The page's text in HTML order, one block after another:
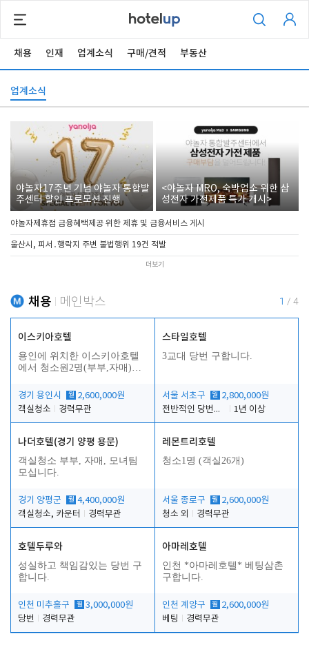
채용 인재 업계소식 구매/견적 부동산
업계소식
야놀자17주년 기념 야놀자 통합발
주센터 할인 프로모션 진행
<야놀자 MRO, 숙박업소 위한 삼
성전자 가전제품 특가 개시>
야놀자제휴점 금융혜택제공 위한 제휴 및 금융서비스 게시
울산시, 피서․행락지 주변 불법행위 19건 적발
더보기
채용 메인박스 1 / 4
이스키아호텔
용인에 위치한 이스키아호텔
에서 청소원2명(부부,자매)을
경기 용인시
월 2,600,000원
객실청소
경력무관
스타일호텔
3교대 당번 구합니다.
서울 서초구 월 2,800,000원
전반적인 당번업무
1년 이상
나더호텔(경기 양평 용문)
객실청소 부부, 자매, 모녀팀
모십니다.
경기 양평군 월 4,400,000원
객실청소, 카운터
경력무관
레몬트리호텔
청소1명 (객실26개)
서울 종로구 월 2,600,000원
청소 외
경력무관
호텔두루와
성실하고 책임감있는 당번 구
합니다.
인천 미추홀구 월 3,000,000원
당번
경력무관
아마레호텔
인천 *아마레호텔* 베팅삼촌
구합니다.
인천 계양구 월 2,600,000원
베팅
경력무관